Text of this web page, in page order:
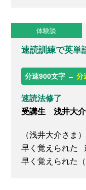
体験談
速読訓練で英単
分速900文字 → 分
速読法修了
受講生 浅井大
（浅井大介さま
早く覚えられた
早く覚えられた